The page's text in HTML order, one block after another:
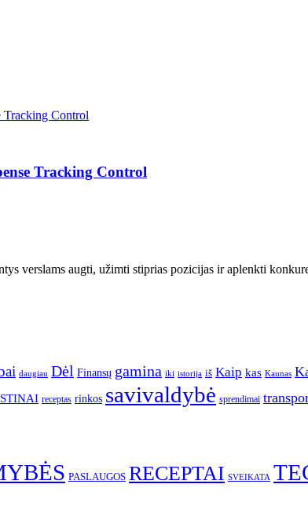
Tracking Control
verslams augti, užimti stiprias pozicijas ir aplenkti
daugiau Dėl Finansų gamina iki istorija iš Kaip kas Kaunas
receptas rinkos savivaldybė sprendimai
PASLAUGOS RECEPTAI SVEIKATA